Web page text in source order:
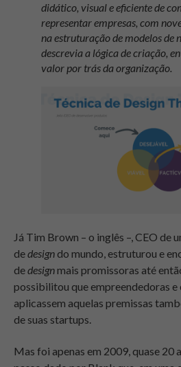
didático, visual e eficiente de
representar empresas, com
na estruturação de modelos de
descrevia a lógica de criação,
valor por trás da organização.
Já Tim Brown – o inglês –, CEO de
dedesign do mundo, estruturou e
dedesignmais promissoras até
possibilitou que empreendedoras e
aplicassem aquelas premissas
de suas startups.
Mas foi apenas em 2009, quase 20